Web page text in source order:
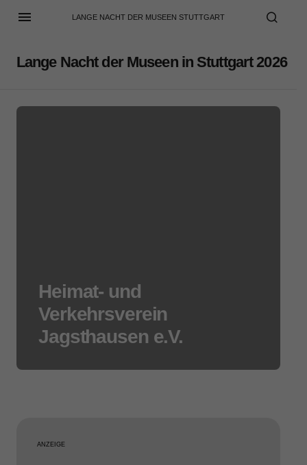
LANGE NACHT DER MUSEEN STUTTGART
Lange Nacht der Museen in Stuttgart 2026
Heimat- und
Verkehrsverein
Jagsthausen e.V.
ANZEIGE